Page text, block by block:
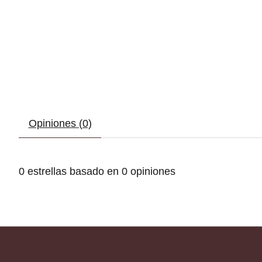
Opiniones (0)
0 estrellas basado en 0 opiniones